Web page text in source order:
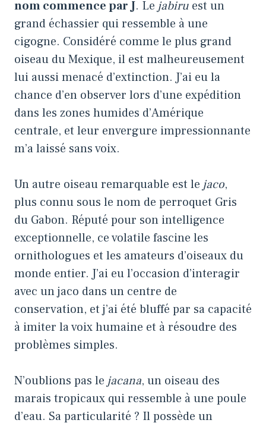
nom commence par J. Le jabiru est un
grand échassier qui ressemble à une
cigogne. Considéré comme le plus grand
oiseau du Mexique, il est malheureusement
lui aussi menacé d’extinction. J’ai eu la
chance d’en observer lors d’une expédition
dans les zones humides d’Amérique
centrale, et leur envergure impressionnante
m’a laissé sans voix.
Un autre oiseau remarquable est le jaco,
plus connu sous le nom de perroquet Gris
du Gabon. Réputé pour son intelligence
exceptionnelle, ce volatile fascine les
ornithologues et les amateurs d’oiseaux du
monde entier. J’ai eu l’occasion d’interagir
avec un jaco dans un centre de
conservation, et j’ai été bluffé par sa capacité
à imiter la voix humaine et à résoudre des
problèmes simples.
N’oublions pas le jacana, un oiseau des
marais tropicaux qui ressemble à une poule
d’eau. Sa particularité ? Il possède un